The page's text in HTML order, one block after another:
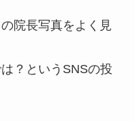
院長写真をよく見
？というSNSの投